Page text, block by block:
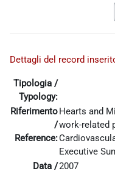
Dettagli del record
Tipologia /
Typology:
Riferimento
/
Reference:
Hearts and
work-related
Executive
Data /2007